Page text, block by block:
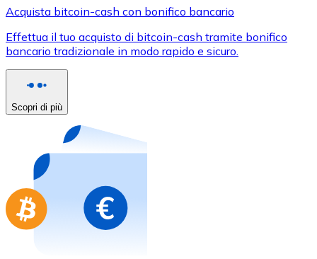
Usa le carte Visa e Mastercard per acquistare
Acquista con carta
Acquista gift card dei tuoi marchi preferiti con
Vai al negozio di carte regalo
Acquista bitcoin-cash con bonifico bancario
Effettua il tuo acquisto di bitcoin-cash tramite bonifico
bancario tradizionale in modo rapido e sicuro.
Scopri di più